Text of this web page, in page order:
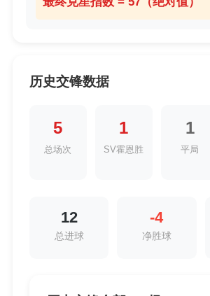
历史交锋数据
5
总场次
1
SV霍恩胜
1
平局
12
总进球
-4
净胜球